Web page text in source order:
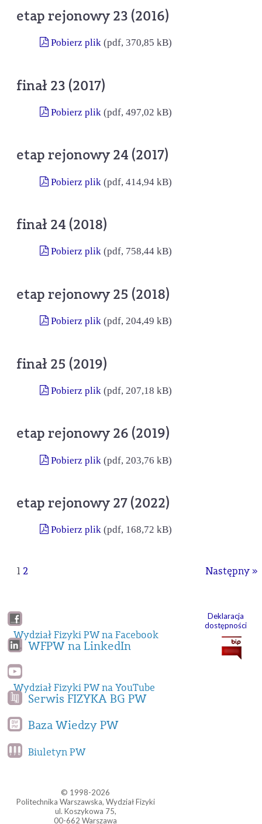
etap rejonowy 23 (2016)
Pobierz plik (pdf, 370,85 kB)
finał 23 (2017)
Pobierz plik (pdf, 497,02 kB)
etap rejonowy 24 (2017)
Pobierz plik (pdf, 414,94 kB)
finał 24 (2018)
Pobierz plik (pdf, 758,44 kB)
etap rejonowy 25 (2018)
Pobierz plik (pdf, 204,49 kB)
finał 25 (2019)
Pobierz plik (pdf, 207,18 kB)
etap rejonowy 26 (2019)
Pobierz plik (pdf, 203,76 kB)
etap rejonowy 27 (2022)
Pobierz plik (pdf, 168,72 kB)
Następny »
1 2
Wydział Fizyki PW na Facebook
WFPW na LinkedIn
Wydział Fizyki PW na YouTube
Serwis FIZYKA BG PW
Baza Wiedzy PW
Biuletyn PW
© 1998-2026
Politechnika Warszawska, Wydział Fizyki
ul. Koszykowa 75,
00-662 Warszawa
Deklaracja
dostępności